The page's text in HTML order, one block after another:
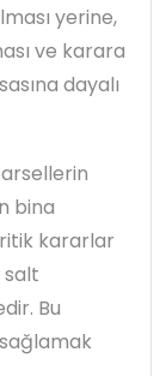
yerine,
ve karara
dayalı
bina
kararlar
salt
Bu